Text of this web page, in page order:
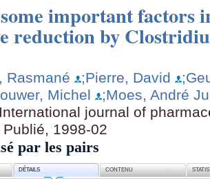
important factors
reduction by
Rasmané ;Pierre, David
Michel
;Moes, André
International journal of
Publié, 1998-02
par les pairs
DÉTAILS CONTENU